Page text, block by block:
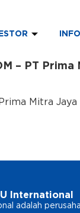
– PT
Mitra
International
adalah